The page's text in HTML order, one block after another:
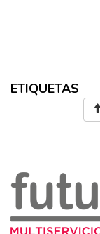
ETIQUETAS